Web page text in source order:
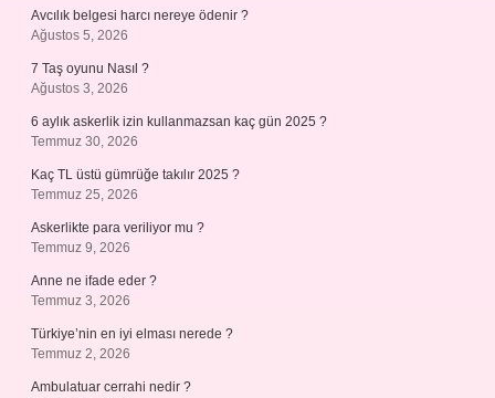
Avcılık belgesi harcı nereye ödenir ?
Ağustos 5, 2026
7 Taş oyunu Nasıl ?
Ağustos 3, 2026
6 aylık askerlik izin kullanmazsan kaç gün 2025 ?
Temmuz 30, 2026
Kaç TL üstü gümrüğe takılır 2025 ?
Temmuz 25, 2026
Askerlikte para veriliyor mu ?
Temmuz 9, 2026
Anne ne ifade eder ?
Temmuz 3, 2026
Türkiye’nin en iyi elması nerede ?
Temmuz 2, 2026
Ambulatuar cerrahi nedir ?